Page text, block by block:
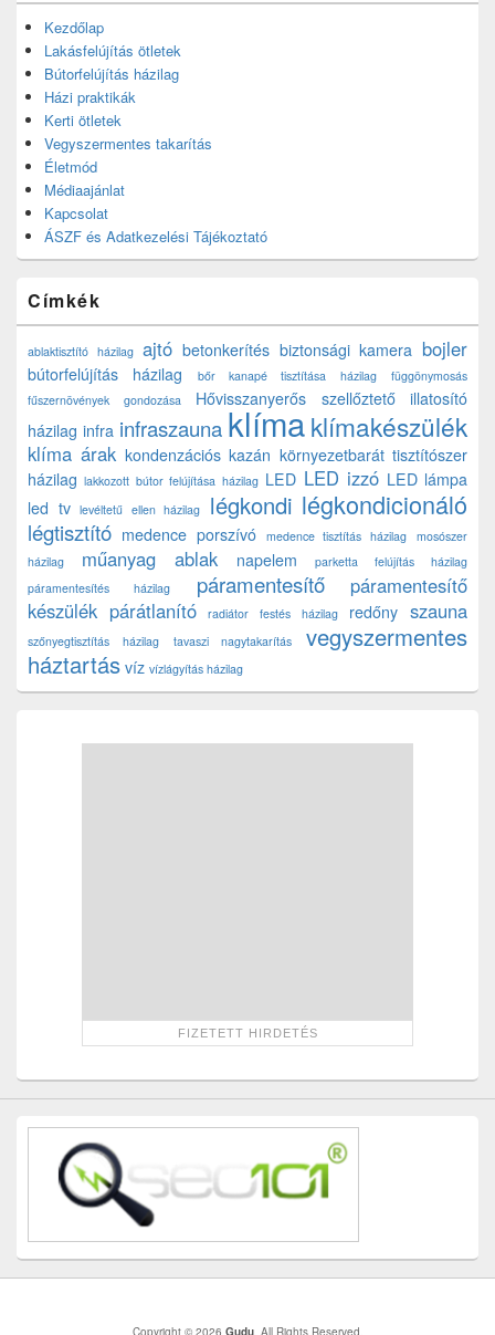
Kezdőlap
Lakásfelújítás ötletek
Bútorfelújítás házilag
Házi praktikák
Kerti ötletek
Vegyszermentes takarítás
Életmód
Médiaajánlat
Kapcsolat
ÁSZF és Adatkezelési Tájékoztató
Címkék
ablaktisztító házilag ajtó betonkerítés biztonsági kamera bojler
bútorfelújítás házilag bőr kanapé tisztítása házilag
függönymosás
fűszernövények gondozása
Hővisszanyerős szellőztető
illatosító
házilag infra infraszauna klímaklímakészülék
klíma árak kondenzációs kazán környezetbarát tisztítószer
házilag lakkozott bútor felújítása házilag LED LED izzó LED lámpa
led tv levéltetű ellen házilag légkondi légkondicionáló
légtisztító medence porszívó medence tisztítás házilag
mosószer
házilag
műanyag ablak napelem
parketta felújítás házilag
páramentesítés házilag
páramentesítő
páramentesítő
készülék párátlanító radiátor festés házilag redőny szauna
szőnyegtisztítás házilag tavaszi nagytakarítás
vegyszermentes
háztartás víz vízlágyítás házilag
Copyright © 2026 Gudu. All Rights Reserved.